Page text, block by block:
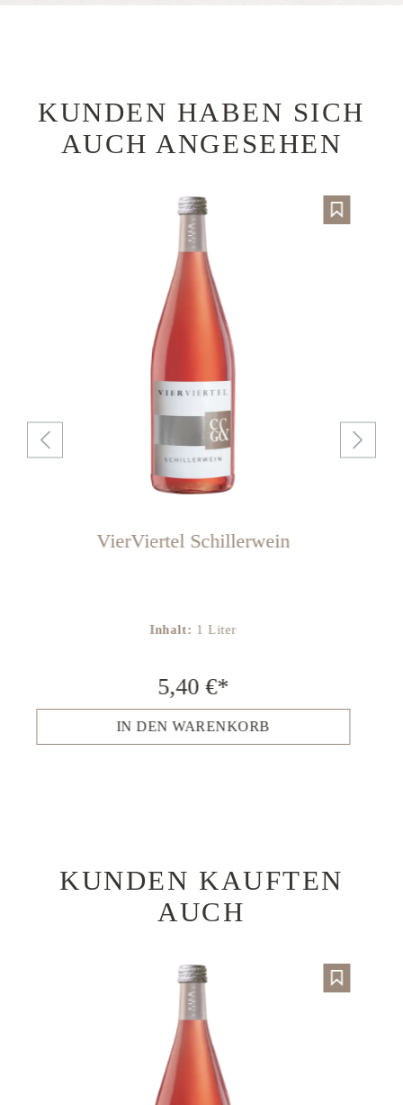
Produktgalerie überspringen
KUNDEN HABEN SICH
AUCH ANGESEHEN
VierViertel Schillerwein
Inhalt: 1 Liter
5,40 €*
IN DEN WARENKORB
Produktgalerie überspringen
KUNDEN KAUFTEN
AUCH